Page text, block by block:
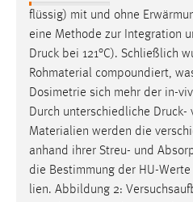
flüssig) mit und ohne
eine Methode zur Integration
Druck bei 121°C). Schließlich
Rohmaterial compoundiert,
Dosimetrie sich mehr der in-
Durch unterschiedliche Druck-
Materialien werden die
anhand ihrer Streu- und
die Bestimmung der HU-Werte
lien. Abbildung 2: